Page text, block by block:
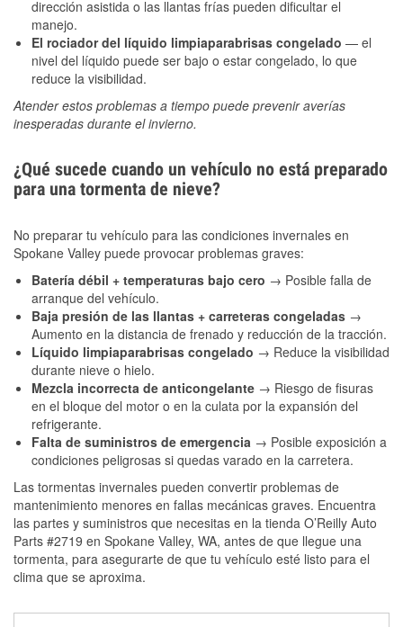
dirección asistida o las llantas frías pueden dificultar el
manejo.
El rociador del líquido limpiaparabrisas congelado — el
nivel del líquido puede ser bajo o estar congelado, lo que
reduce la visibilidad.
Atender estos problemas a tiempo puede prevenir averías
inesperadas durante el invierno.
¿Qué sucede cuando un vehículo no está preparado
para una tormenta de nieve?
No preparar tu vehículo para las condiciones invernales en
Spokane Valley puede provocar problemas graves:
Batería débil + temperaturas bajo cero → Posible falla de
arranque del vehículo.
Baja presión de las llantas + carreteras congeladas →
Aumento en la distancia de frenado y reducción de la tracción.
Líquido limpiaparabrisas congelado → Reduce la visibilidad
durante nieve o hielo.
Mezcla incorrecta de anticongelante → Riesgo de fisuras
en el bloque del motor o en la culata por la expansión del
refrigerante.
Falta de suministros de emergencia → Posible exposición a
condiciones peligrosas si quedas varado en la carretera.
Las tormentas invernales pueden convertir problemas de
mantenimiento menores en fallas mecánicas graves. Encuentra
las partes y suministros que necesitas en la tienda O’Reilly Auto
Parts #2719 en Spokane Valley, WA, antes de que llegue una
tormenta, para asegurarte de que tu vehículo esté listo para el
clima que se aproxima.